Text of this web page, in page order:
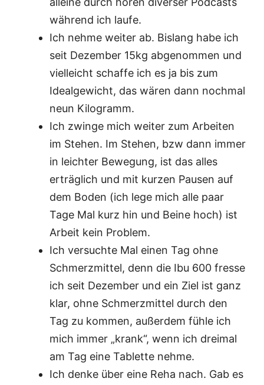
während ich laufe.
Ich nehme weiter ab. Bislang habe ich
seit Dezember 15kg abgenommen und
vielleicht schaffe ich es ja bis zum
Idealgewicht, das wären dann nochmal
neun Kilogramm.
Ich zwinge mich weiter zum Arbeiten
im Stehen. Im Stehen, bzw dann immer
in leichter Bewegung, ist das alles
erträglich und mit kurzen Pausen auf
dem Boden (ich lege mich alle paar
Tage Mal kurz hin und Beine hoch) ist
Arbeit kein Problem.
Ich versuchte Mal einen Tag ohne
Schmerzmittel, denn die Ibu 600 fresse
ich seit Dezember und ein Ziel ist ganz
klar, ohne Schmerzmittel durch den
Tag zu kommen, außerdem fühle ich
mich immer „krank“, wenn ich dreimal
am Tag eine Tablette nehme.
Ich denke über eine Reha nach. Gab es